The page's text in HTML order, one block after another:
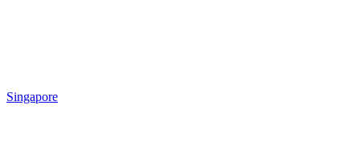
Singapore